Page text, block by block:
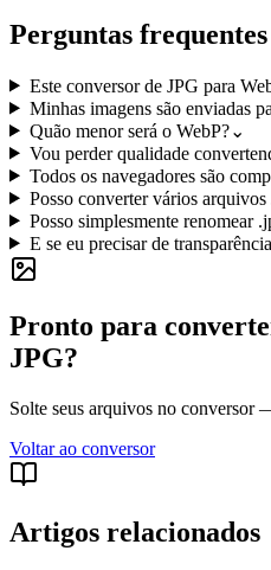
Perguntas frequentes
Este conversor de JPG para
Minhas imagens são enviadas
Quão menor será o WebP?⌄
Vou perder qualidade
Todos os navegadores são
Posso converter vários
Posso simplesmente renomear
E se eu precisar de
Pronto para
JPG?
Solte seus arquivos no conversor
Voltar ao conversor
Artigos relacionados